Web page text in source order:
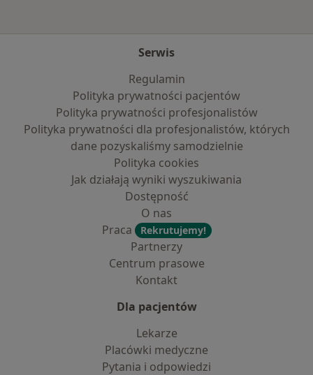
Serwis
Regulamin
Polityka prywatności pacjentów
Polityka prywatności profesjonalistów
Polityka prywatności dla profesjonalistów, których
dane pozyskaliśmy samodzielnie
Polityka cookies
Jak działają wyniki wyszukiwania
Dostępność
O nas
Praca
Rekrutujemy!
Partnerzy
Centrum prasowe
Kontakt
Dla pacjentów
Lekarze
Placówki medyczne
Pytania i odpowiedzi